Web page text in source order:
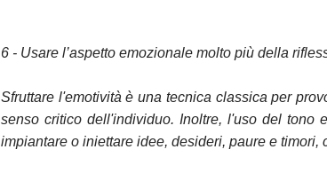
6 - Usare l’aspetto emozionale molto più della
Sfruttare l'emotività è una tecnica classica per
senso critico dell'individuo. Inoltre, l'uso del tono
impiantare o iniettare idee, desideri, paure e